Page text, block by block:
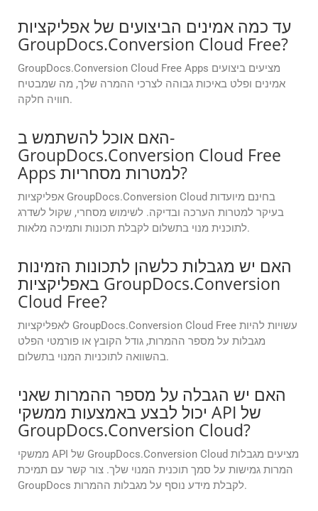
עד כמה אמינים הביצועים של אפליקציות
GroupDocs.Conversion Cloud Free?
GroupDocs.Conversion Cloud Free Apps מציעים ביצועים
אמינים ופלט באיכות גבוהה לצרכי ההמרה שלך, מה שמבטיח
חוויה חלקה.
האם אוכל להשתמש ב-
GroupDocs.Conversion Cloud Free
Apps למטרות מסחריות?
אפליקציות GroupDocs.Conversion Cloud בחינם מיועדות
בעיקר למטרות הערכה ובדיקה. לשימוש מסחרי, שקול לשדרג
לתוכנית מנוי בתשלום לקבלת תכונות ותמיכה מלאות.
האם יש מגבלות כלשהן לתכונות הזמינות
באפליקציות GroupDocs.Conversion
Cloud Free?
לאפליקציות GroupDocs.Conversion Cloud Free עשויות להיות
מגבלות על מספר ההמרות, גודל הקובץ או פורמטי הפלט
בהשוואה לתוכניות המנוי בתשלום.
האם יש הגבלה על מספר ההמרות שאני
יכול לבצע באמצעות ממשקי API של
GroupDocs.Conversion Cloud?
ממשקי API של GroupDocs.Conversion Cloud מציעים מגבלות
המרות גמישות על סמך תוכנית המנוי שלך. צור קשר עם תמיכת
GroupDocs לקבלת מידע נוסף על מגבלות ההמרות.